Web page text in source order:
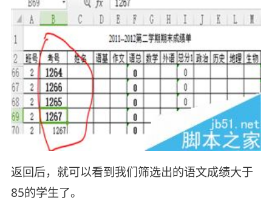
返回后，就可以看到我们筛选出的语文成绩大于
85的学生了。